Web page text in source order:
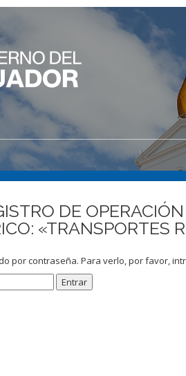
DE
«TRANSPORTES
por contraseña. Para verlo, por favor,